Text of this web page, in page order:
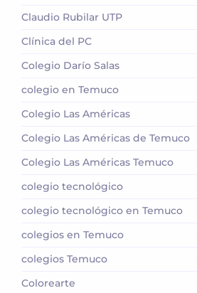
Claudio Rubilar UTP
Clínica del PC
Colegio Darío Salas
colegio en Temuco
Colegio Las Américas
Colegio Las Américas de Temuco
Colegio Las Américas Temuco
colegio tecnológico
colegio tecnológico en Temuco
colegios en Temuco
colegios Temuco
Colorearte